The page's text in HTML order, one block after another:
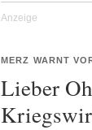
MERZ WARNT
Lieber